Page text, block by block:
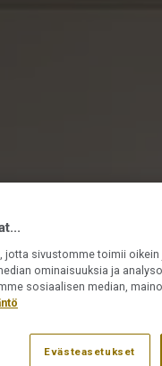
jotta sivustomme toimii
ominaisuuksia ja
sosiaalisen median,
Evästeasetukset